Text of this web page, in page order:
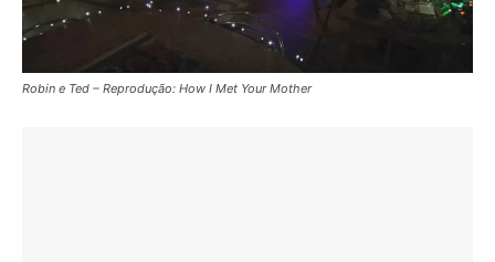
Robin e Ted – Reprodução: How I Met Your Mother